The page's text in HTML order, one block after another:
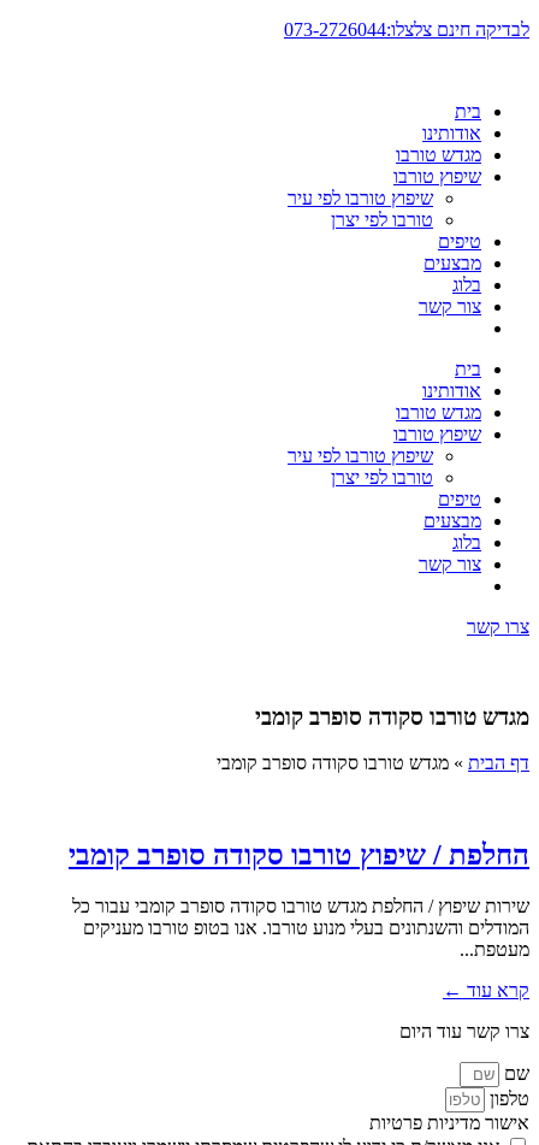
דלג
לבדיקה חינם צלצלו:073-2726044
בית
אודותינו
מגדש טורבו
שיפוץ טורבו
שיפוץ טורבו לפי עיר
טורבו לפי יצרן
טיפים
מבצעים
בלוג
צור קשר
בית
אודותינו
מגדש טורבו
שיפוץ טורבו
שיפוץ טורבו לפי עיר
טורבו לפי יצרן
טיפים
מבצעים
בלוג
צור קשר
צרו קשר
מגדש טורבו סקודה סופרב קומבי
דף הבית » מגדש טורבו סקודה סופרב קומבי
החלפת / שיפוץ טורבו סקודה סופרב קומבי
שירות שיפוץ / החלפת מגדש טורבו סקודה סופרב קומבי עבור כל
המודלים והשנתונים בעלי מנוע טורבו. אנו בטופ טורבו מעניקים
מעטפת...
קרא עוד ←
צרו קשר עוד היום
שם
טלפון
אישור מדיניות פרטיות